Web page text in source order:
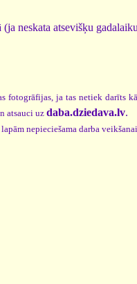
neskata atsevišķu
fotogrāfijas, ja tas netiek darīts
atsauci uzdaba.dziedava.lv.
nepieciešama darba